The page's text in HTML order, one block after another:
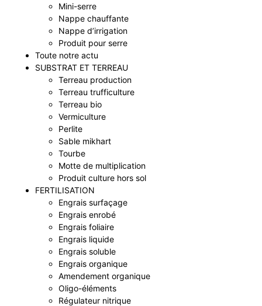
Mini-serre
Nappe chauffante
Nappe d’irrigation
Produit pour serre
Toute notre actu
SUBSTRAT ET TERREAU
Terreau production
Terreau trufficulture
Terreau bio
Vermiculture
Perlite
Sable mikhart
Tourbe
Motte de multiplication
Produit culture hors sol
FERTILISATION
Engrais surfaçage
Engrais enrobé
Engrais foliaire
Engrais liquide
Engrais soluble
Engrais organique
Amendement organique
Oligo-éléments
Régulateur nitrique